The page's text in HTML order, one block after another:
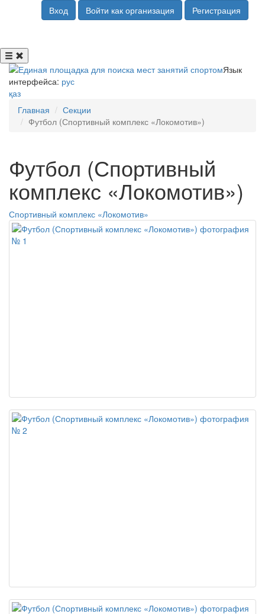
Вход Войти как организация Регистрация
Язык
интерфейса: рус
қаз
Главная
Секции
Футбол (Спортивный комплекс «Локомотив»)
Футбол (Спортивный
комплекс «Локомотив»)
Спортивный комплекс «Локомотив»